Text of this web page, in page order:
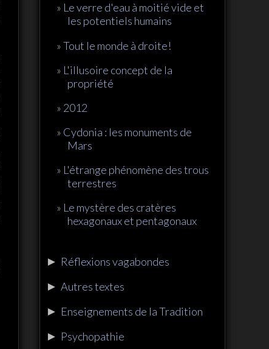
Le verre d'eau à moitié vide et
les potentiels humains
Tout le monde à droite!
L'illusoire concept de la
propriété
2012
Cydonia : les monuments de
Mars
L'étrange phénomène des trous
terrestres
Le mystère des cratères
hexagonaux et pentagonaux
► Réflexions vagabondes
► Autres textes
► Enseignements de la Tradition
► Psychopathie